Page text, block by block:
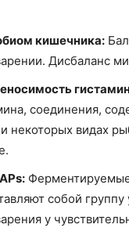
кишечника:
Дисбаланс
соединения,
некоторых видах
собой
у